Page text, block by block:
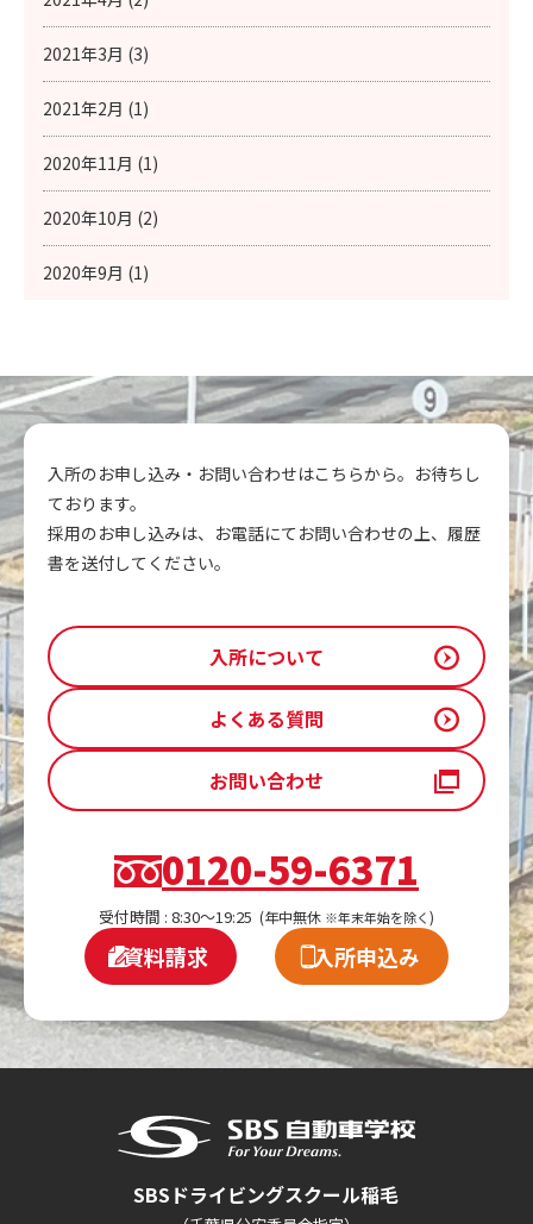
2021年3月 (3)
2021年2月 (1)
2020年11月 (1)
2020年10月 (2)
2020年9月 (1)
入所のお申し込み・お問い合わせはこちらから。お待ちし
ております。
採用のお申し込みは、お電話にてお問い合わせの上、履歴
書を送付してください。
入所について
よくある質問
お問い合わせ
0120-59-6371
受付時間 : 8:30～19:25 (年中無休 ※年末年始を除く)
資料請求 入所申込み
SBSドライビングスクール稲毛